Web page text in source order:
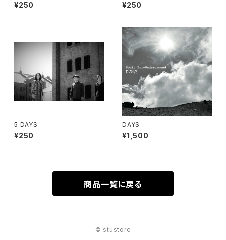
¥250 ¥250
5.DAYS
¥250
DAYS
¥1,500
商品一覧に戻る
© stustore